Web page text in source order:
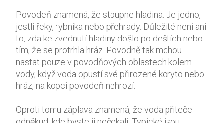
Povodeň znamená, že stoupne hladina. Je jedno,
jestli řeky, rybníka nebo přehrady. Důležité není ani
to, zda ke zvednutí hladiny došlo po deštích nebo
tím, že se protrhla hráz. Povodně tak mohou
nastat pouze v povodňových oblastech kolem
vody, když voda opustí své přirozené koryto nebo
hráz, na kopci povodeň nehrozí.
Oproti tomu záplava znamená, že voda přiteče
stránek.
Statistiky
Abychom
mohli
zlepšovat
funkčnost
strukturu